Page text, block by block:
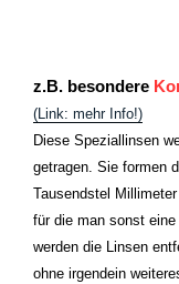
z.B. besondere
(Link: mehr Info!)
Diese Speziallinsen
getragen. Sie formen
Tausendstel
für die man sonst
werden die Linsen
ohne irgendein